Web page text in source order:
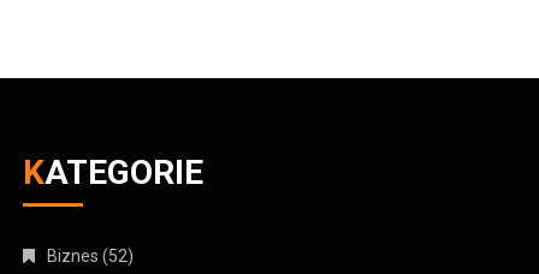
KATEGORIE
Biznes (52)